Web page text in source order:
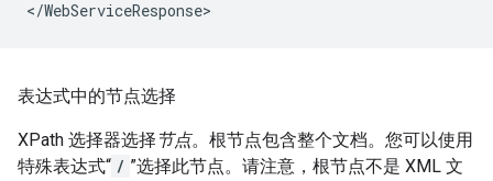
表达式中的节点选择
XPath 选择器选择 节点。根节点包含整个文档。您可以使用
特殊表达式“ / ”选择此节点。请注意，根节点不是 XML 文